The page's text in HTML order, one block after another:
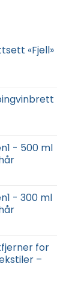
«Fjell»
- 500 ml
- 300 ml
for
–